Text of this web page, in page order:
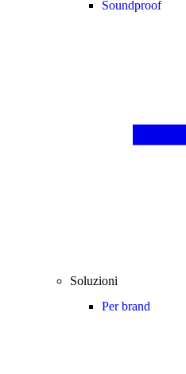
Soundproof
Soluzioni
Per brand